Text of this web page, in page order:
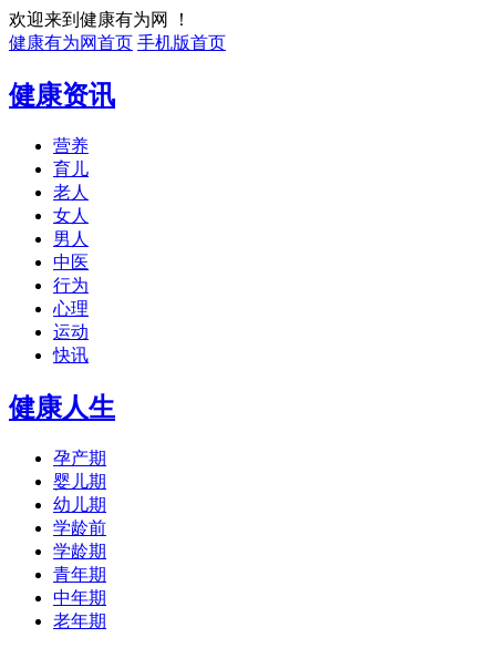
欢迎来到健康有为网 ！
健康有为网首页 手机版首页
健康资讯
营养
育儿
老人
女人
男人
中医
行为
心理
运动
快讯
健康人生
孕产期
婴儿期
幼儿期
学龄前
学龄期
青年期
中年期
老年期